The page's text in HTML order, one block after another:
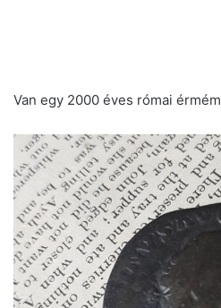
Van egy 2000 éves római érmém